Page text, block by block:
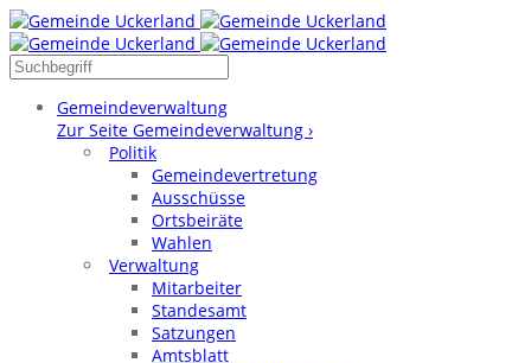
Gemeindeverwaltung
Zur Seite Gemeindeverwaltung ›
Politik
Gemeindevertretung
Ausschüsse
Ortsbeiräte
Wahlen
Verwaltung
Mitarbeiter
Standesamt
Satzungen
Amtsblatt